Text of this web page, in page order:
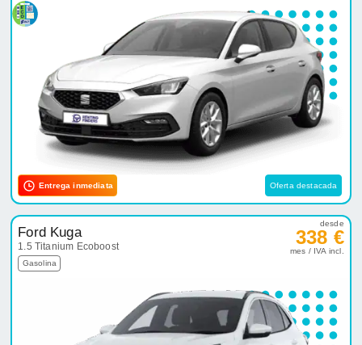
Entrega inmediata Oferta destacada
Ford Kuga
1.5 Titanium Ecoboost
Gasolina
desde
338 €
mes / IVA incl.